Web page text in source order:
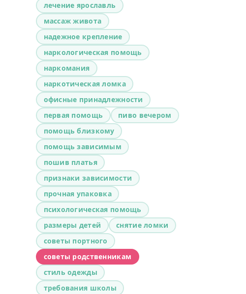
лечение ярославль
массаж живота
надежное крепление
наркологическая помощь
наркомания
наркотическая ломка
офисные принадлежности
первая помощь
пиво вечером
помощь близкому
помощь зависимым
пошив платья
признаки зависимости
прочная упаковка
психологическая помощь
размеры детей
снятие ломки
советы портного
советы родственникам
стиль одежды
требования школы